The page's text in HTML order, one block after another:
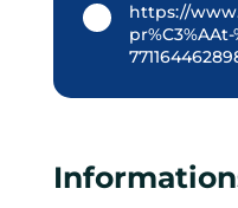
https://